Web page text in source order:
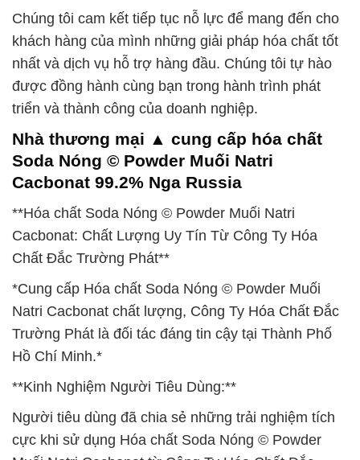
Chúng tôi cam kết tiếp tục nỗ lực để mang đến cho
khách hàng của mình những giải pháp hóa chất tốt
nhất và dịch vụ hỗ trợ hàng đầu. Chúng tôi tự hào
được đồng hành cùng bạn trong hành trình phát
triển và thành công của doanh nghiệp.
Nhà thương mại ▲ cung cấp hóa chất
Soda Nóng © Powder Muối Natri
Cacbonat 99.2% Nga Russia
**Hóa chất Soda Nóng © Powder Muối Natri
Cacbonat: Chất Lượng Uy Tín Từ Công Ty Hóa
Chất Đắc Trường Phát**
*Cung cấp Hóa chất Soda Nóng © Powder Muối
Natri Cacbonat chất lượng, Công Ty Hóa Chất Đắc
Trường Phát là đối tác đáng tin cậy tại Thành Phố
Hồ Chí Minh.*
**Kinh Nghiệm Người Tiêu Dùng:**
Người tiêu dùng đã chia sẻ những trải nghiệm tích
cực khi sử dụng Hóa chất Soda Nóng © Powder